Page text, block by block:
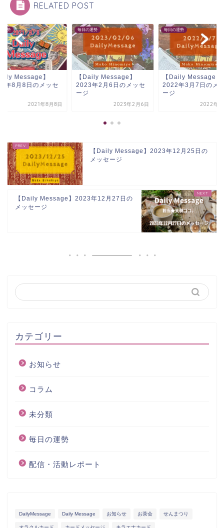
RELATED POST
運勢
Message】
年2月6日のメッセ
2023年2月6日
毎日の運勢
【Daily Message】
2022年3月7日のメッセ
ージ
2022年3月7日
毎日の運勢
【Daily Message】
2021年8月8日のメ
ージ
2021年8
【Daily Message】2023年12月25日の
メッセージ
【Daily Message】2023年12月27日の
メッセージ
カテゴリー
お知らせ
コラム
未分類
毎日の運勢
配信・活動レポート
DailyMessage Daily Message お知らせ お茶会 せんまつり